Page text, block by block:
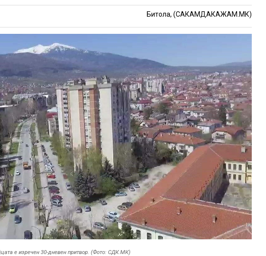
Битола, (САКАМДАКАЖАМ.МК)
е изречен 30-дневен притвор. (Фото: СДК.МК)